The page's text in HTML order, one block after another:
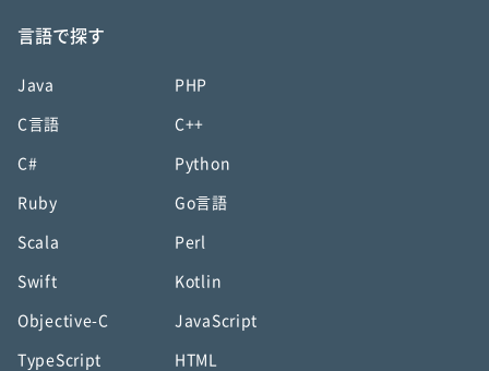
言語で探す
Java PHP
C言語 C++
C# Python
Ruby Go言語
Scala Perl
Swift Kotlin
Objective-C JavaScript
TypeScript HTML